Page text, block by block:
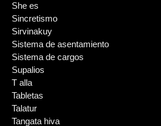
She es
Sincretismo
Sirvinakuy
Sistema de asentamiento
Sistema de cargos
Supalios
T alla
Tabletas
Talatur
Tangata hiva